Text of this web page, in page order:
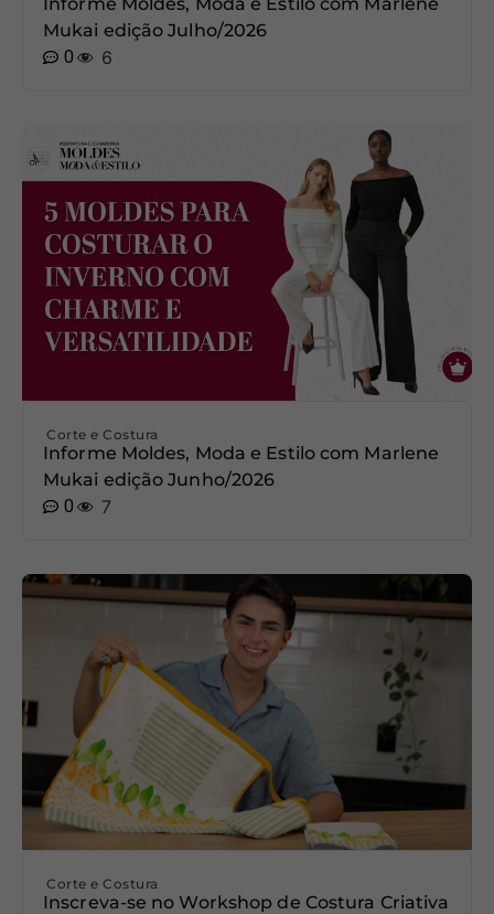
Mukai edição Julho/2026
0
6
Corte e Costura
Informe Moldes, Moda e Estilo com Marlene
Mukai edição Junho/2026
0
7
Corte e Costura
Inscreva-se no Workshop de Costura Criativa